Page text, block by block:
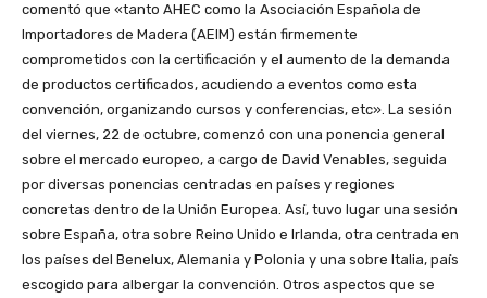
comentó que «tanto AHEC como la Asociación Española de
Importadores de Madera (AEIM) están firmemente
comprometidos con la certificación y el aumento de la demanda
de productos certificados, acudiendo a eventos como esta
convención, organizando cursos y conferencias, etc». La sesión
del viernes, 22 de octubre, comenzó con una ponencia general
sobre el mercado europeo, a cargo de David Venables, seguida
por diversas ponencias centradas en países y regiones
concretas dentro de la Unión Europea. Así, tuvo lugar una sesión
sobre España, otra sobre Reino Unido e Irlanda, otra centrada en
los países del Benelux, Alemania y Polonia y una sobre Italia, país
escogido para albergar la convención. Otros aspectos que se